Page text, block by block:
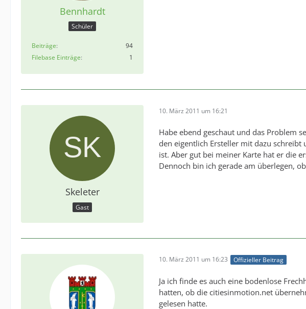
Bennhardt
Schüler
Beiträge
94
Filebase Einträge
1
Skeleter
Gast
10. März 2011 um 16:21
Habe ebend geschaut und das Problem
den eigentlich Ersteller mit dazu
ist. Aber gut bei meiner Karte hat er die
Dennoch bin ich gerade am überlegen,
10. März 2011 um 16:23 Offizieller Beitrag
Ja ich finde es auch eine bodenlose
hatten, ob die citiesinmotion.net
gelesen hatte.